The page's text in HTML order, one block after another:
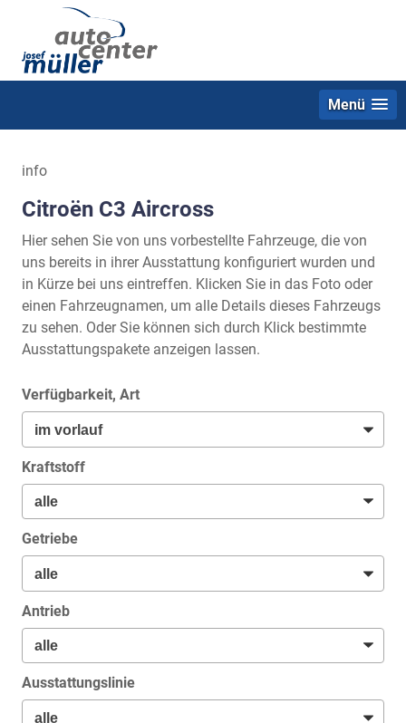
Menü
info
Citroën C3 Aircross
Hier sehen Sie von uns vorbestellte Fahrzeuge, die von
uns bereits in ihrer Ausstattung konfiguriert wurden und
in Kürze bei uns eintreffen. Klicken Sie in das Foto oder
einen Fahrzeugnamen, um alle Details dieses Fahrzeugs
zu sehen. Oder Sie können sich durch Klick bestimmte
Ausstattungspakete anzeigen lassen.
Verfügbarkeit, Art
Kraftstoff
Getriebe
Antrieb
Ausstattungslinie